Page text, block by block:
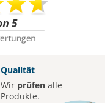
Qualität
Wir prüfen alle
Produkte.